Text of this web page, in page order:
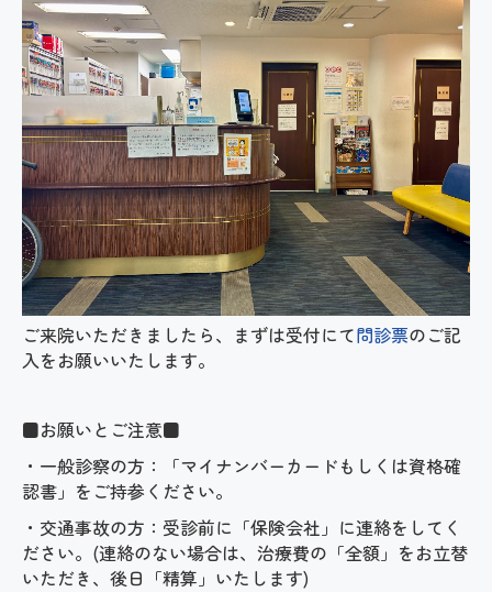
ご来院いただきましたら、まずは受付にて問診票のご記
入をお願いいたします。
■お願いとご注意■
・一般診察の方：「マイナンバーカードもしくは資格確
認書」をご持参ください。
・交通事故の方：受診前に「保険会社」に連絡をしてく
ださい。(連絡のない場合は、治療費の「全額」をお立替
いただき、後日「精算」いたします)